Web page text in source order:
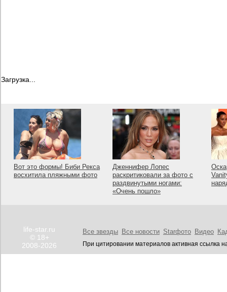
Загрузка...
Вот это формы! Биби Рекса
восхитила пляжными фото
Дженнифер Лопес
раскритиковали за фото с
раздвинутыми ногами:
«Очень пошло»
life-star.ru
© 18+
2008-2026
Все звезды Все новости Starфото Видео
При цитировании материалов активная ссылка